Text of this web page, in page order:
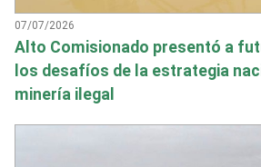
07/07/2026
Alto Comisionado presentó a
los desafíos de la estrategia
minería ilegal